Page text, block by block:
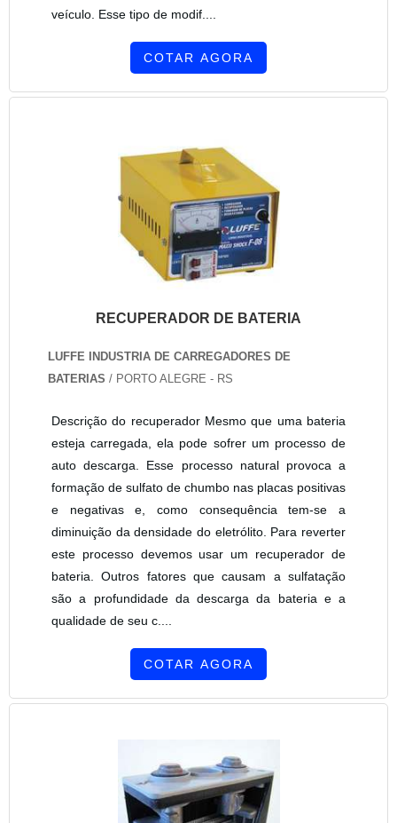
veículo. Esse tipo de modif....
COTAR AGORA
RECUPERADOR DE BATERIA
LUFFE INDUSTRIA DE CARREGADORES DE
BATERIAS / PORTO ALEGRE - RS
Descrição do recuperador Mesmo que uma bateria
esteja carregada, ela pode sofrer um processo de
auto descarga. Esse processo natural provoca a
formação de sulfato de chumbo nas placas positivas
e negativas e, como consequência tem-se a
diminuição da densidade do eletrólito. Para reverter
este processo devemos usar um recuperador de
bateria. Outros fatores que causam a sulfatação
são a profundidade da descarga da bateria e a
qualidade de seu c....
COTAR AGORA